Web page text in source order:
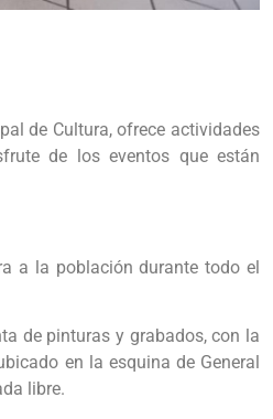
de Cultura, ofrece actividades
de los eventos que están
a la población durante todo el
de pinturas y grabados, con la
en la esquina de General
libre.